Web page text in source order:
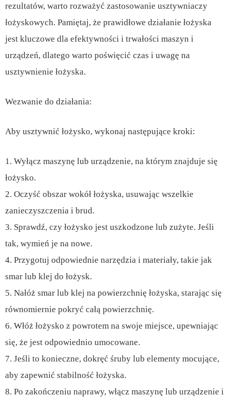
rezultatów, warto rozważyć zastosowanie usztywniaczy
łożyskowych. Pamiętaj, że prawidłowe działanie łożyska
jest kluczowe dla efektywności i trwałości maszyn i
urządzeń, dlatego warto poświęcić czas i uwagę na
usztywnienie łożyska.
Wezwanie do działania:
Aby usztywnić łożysko, wykonaj następujące kroki:
1. Wyłącz maszynę lub urządzenie, na którym znajduje się
łożysko.
2. Oczyść obszar wokół łożyska, usuwając wszelkie
zanieczyszczenia i brud.
3. Sprawdź, czy łożysko jest uszkodzone lub zużyte. Jeśli
tak, wymień je na nowe.
4. Przygotuj odpowiednie narzędzia i materiały, takie jak
smar lub klej do łożysk.
5. Nałóż smar lub klej na powierzchnię łożyska, starając się
równomiernie pokryć całą powierzchnię.
6. Włóż łożysko z powrotem na swoje miejsce, upewniając
się, że jest odpowiednio umocowane.
7. Jeśli to konieczne, dokręć śruby lub elementy mocujące,
aby zapewnić stabilność łożyska.
8. Po zakończeniu naprawy, włącz maszynę lub urządzenie i